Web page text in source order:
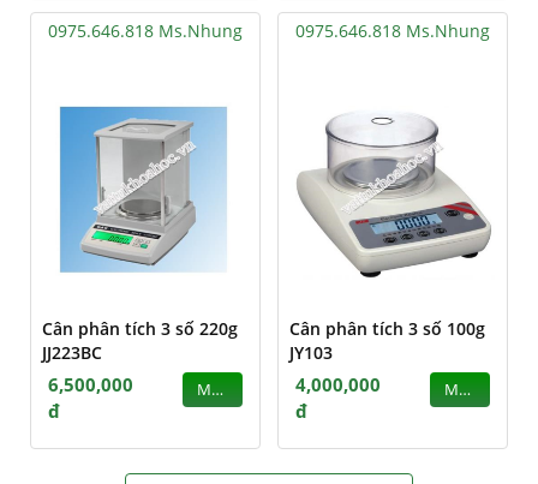
0975.646.818 Ms.Nhung
Cân phân tích 3 số 220g
JJ223BC
6,500,000
đ
MUA
0975.646.818 Ms.Nhung
Cân phân tích 3 số 100g
JY103
4,000,000
đ
MUA